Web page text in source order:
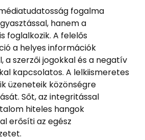
fogalma
hanem a
foglalkozik. A felelős
a helyes információk
a szerzői jogokkal és a negatív
kapcsolatos. A lelkiismeretes
üzeneteik közönségre
Sőt, az integritással
hiteles hangok
erősíti az egész